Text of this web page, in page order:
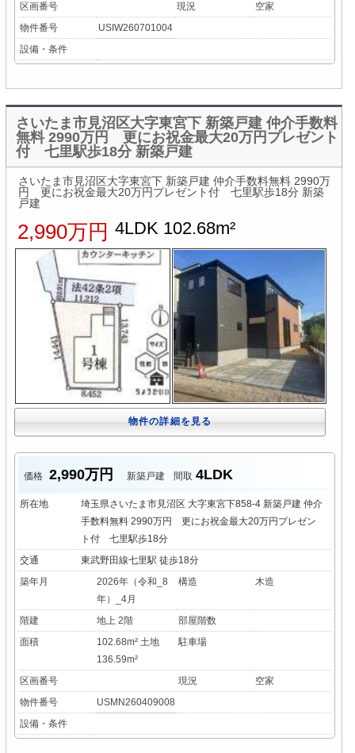
区画番号 現況
空家
物件番号
USIW260701004
設備・条件
さいたま市見沼区大字東宮下 新築戸建 仲介手数料
無料 2990万円 更にお祝金最大20万円プレゼント
付 七里駅歩18分 新築戸建
さいたま市見沼区大字東宮下 新築戸建 仲介手数料無料 2990万
円 更にお祝金最大20万円プレゼント付 七里駅歩18分 新築
戸建
2,990万円 4LDK 102.68m²
物件の詳細を見る
価格 2,990万円 新築戸建 間取 4LDK
所在地
埼玉県さいたま市見沼区 大字東宮下858-4 新築戸建 仲介
手数料無料 2990万円 更にお祝金最大20万円プレゼン
ト付 七里駅歩18分
交通
東武野田線七里駅 徒歩18分
築年月
2026年（令和_8
年）_4月
構造 木造
階建 地上 2階
部屋階数
面積
102.68m² 土地
136.59m²
駐車場
区画番号 現況
空家
物件番号
USMN260409008
設備・条件